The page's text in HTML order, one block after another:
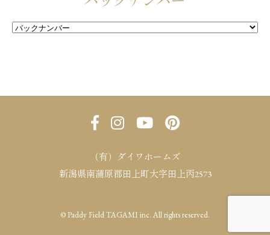
（有）ダイワホームズ
新潟県南蒲原郡田上町大字田上丙2573
© Paddy Field TAGAMI inc. All rights reserved.